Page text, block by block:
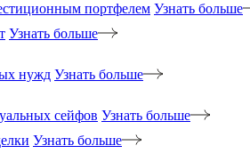
портфелем Узнать больше
Узнать больше
нужд Узнать больше
сейфов Узнать больше
Узнать больше